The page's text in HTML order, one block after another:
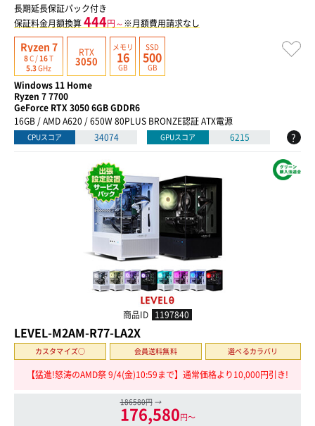
長期延長保証パック付き
保証料金月額換算444円～※月額費用請求なし
Ryzen 7
8C / 16T
5.3GHz
RTX
3050
メモリ
16
GB
SSD
500
GB
Windows 11 Home
Ryzen 7 7700
GeForce RTX 3050 6GB GDDR6
16GB / AMD A620 / 650W 80PLUS BRONZE認証 ATX電源
CPUスコア 34074 GPUスコア 6215 ?
商品ID 1197840
LEVEL-M2AM-R77-LA2X
カスタマイズ○ 会員送料無料 選べるカラバリ
【猛進!怒涛のAMD祭 9/4(金)10:59まで】通常価格より10,000円引き!
186580円 →
176,580円〜